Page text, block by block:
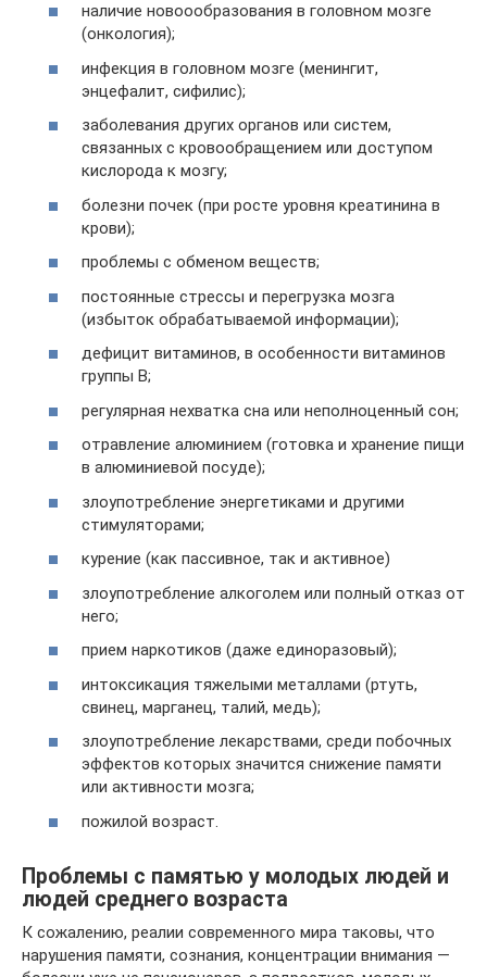
наличие новоообразования в головном мозге
(онкология);
инфекция в головном мозге (менингит,
энцефалит, сифилис);
заболевания других органов или систем,
связанных с кровообращением или доступом
кислорода к мозгу;
болезни почек (при росте уровня креатинина в
крови);
проблемы с обменом веществ;
постоянные стрессы и перегрузка мозга
(избыток обрабатываемой информации);
дефицит витаминов, в особенности витаминов
группы В;
регулярная нехватка сна или неполноценный сон;
отравление алюминием (готовка и хранение пищи
в алюминиевой посуде);
злоупотребление энергетиками и другими
стимуляторами;
курение (как пассивное, так и активное)
злоупотребление алкоголем или полный отказ от
него;
прием наркотиков (даже единоразовый);
интоксикация тяжелыми металлами (ртуть,
свинец, марганец, талий, медь);
злоупотребление лекарствами, среди побочных
эффектов которых значится снижение памяти
или активности мозга;
пожилой возраст.
Проблемы с памятью у молодых людей и
людей среднего возраста
К сожалению, реалии современного мира таковы, что
нарушения памяти, сознания, концентрации внимания —